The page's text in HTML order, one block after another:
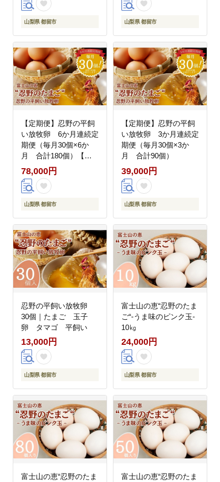
玉 新鮮 卵 たま
かけご飯 高級卵 ギフ
ト お菓子作り卵 おしの
tamago TAMAGO
山梨県 都留市
の 忍野 ３０個 】
山梨県 都留市
【定期便】忍野の平飼
い放牧卵 6か月連続定
期便（毎月30個×6か
月 合計180個）【定
期便 たまご 卵 玉
子 平飼い おしの
放牧】
78,000円
山梨県 都留市
【定期便】忍野の平飼
い放牧卵 3か月連続定
期便（毎月30個×3か
月 合計90個）
39,000円
山梨県 都留市
忍野の平飼い放牧卵
30個｜たまご 玉子
卵 タマゴ 平飼い
13,000円
山梨県 都留市
富士山の恵“忍野のたま
ご“‐うま味のピンク玉‐
10㎏
24,000円
山梨県 都留市
富士山の恵“忍野のたま 富士山の恵“忍野のたま